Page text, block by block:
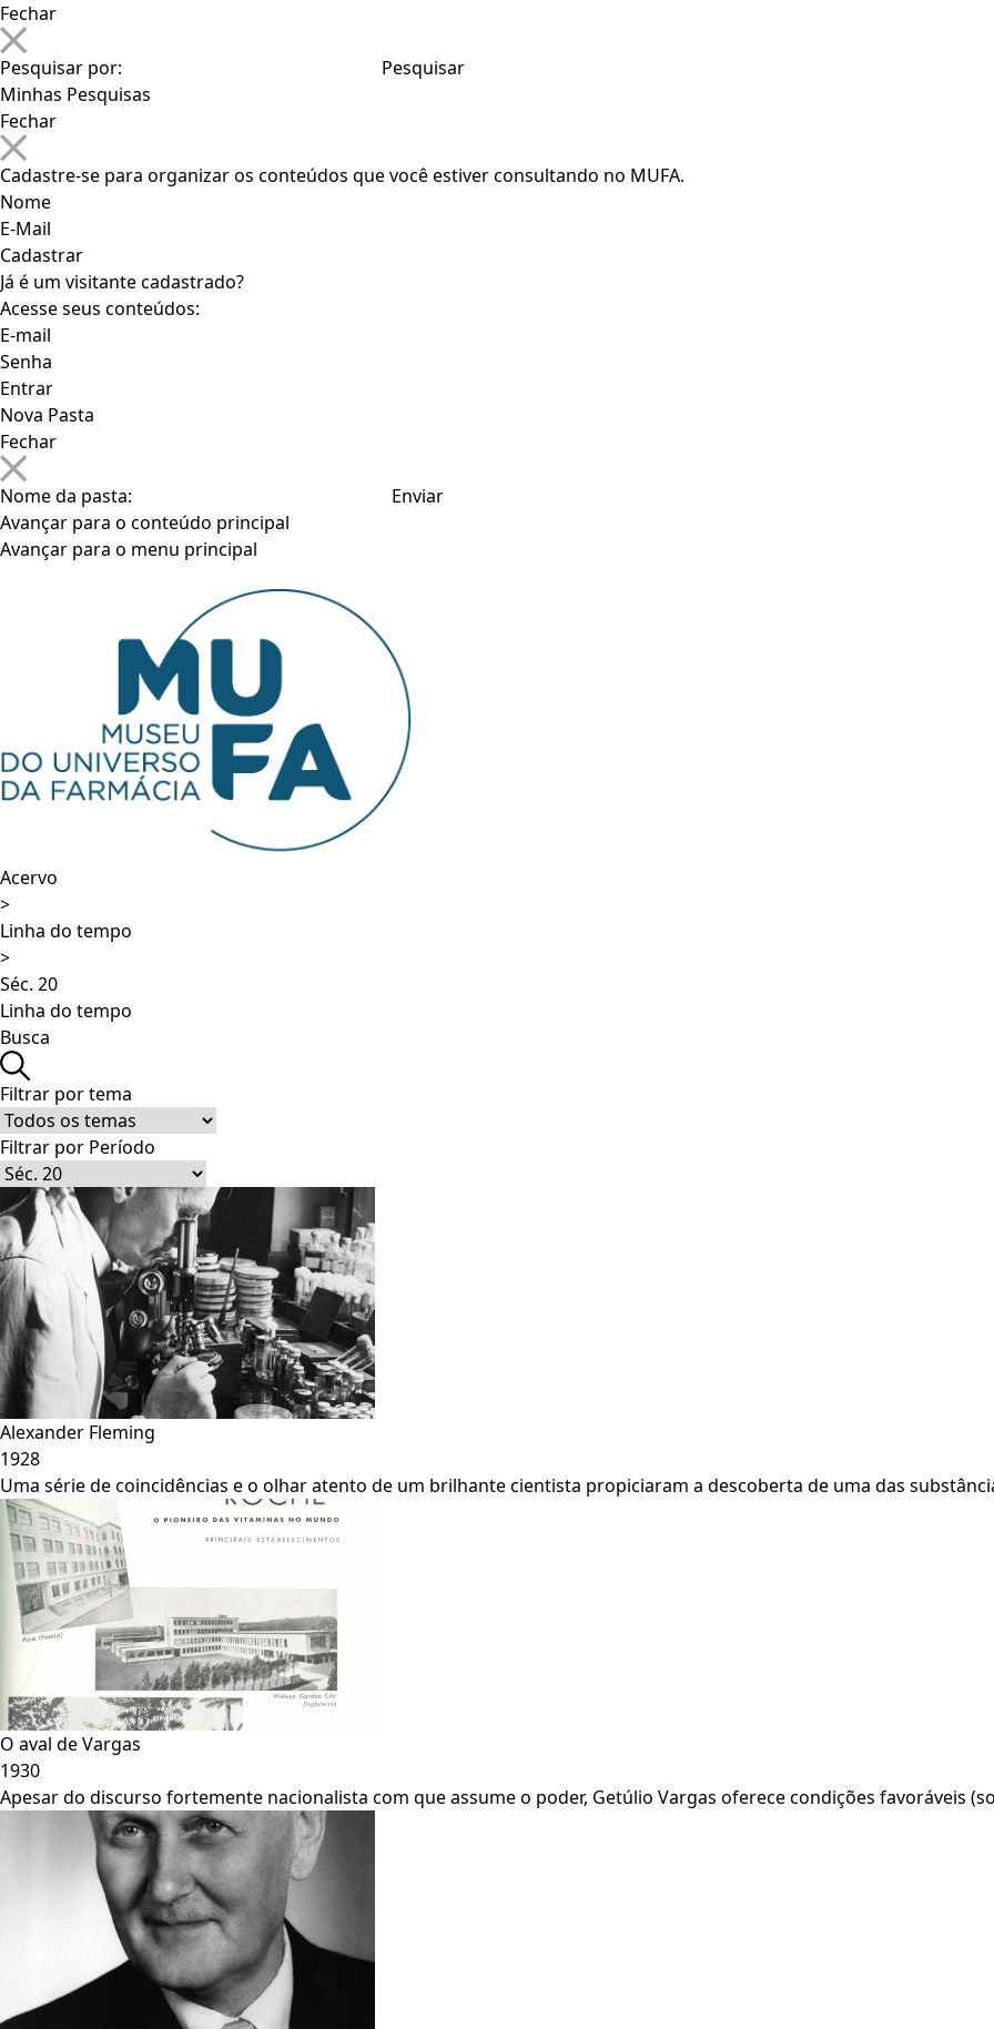
Fechar
Pesquisar por:
Minhas Pesquisas
Fechar
Cadastre-se para organizar os conteúdos que você estiver consultando no MUFA.
Nome
E-Mail
Já é um visitante cadastrado?
Acesse seus conteúdos:
E-mail
Senha
Nova Pasta
Fechar
Nome da pasta:
Avançar para o conteúdo principal
Avançar para o menu principal
Acervo
>
Linha do tempo
>
Séc. 20
Linha do tempo
Busca
Filtrar por tema
Filtrar por Período
Alexander Fleming
1928
Uma série de coincidências e o olhar atento de um brilhante cientista propiciaram a descoberta de uma das
O aval de Vargas
1930
Apesar do discurso fortemente nacionalista com que assume o poder, Getúlio Vargas oferece condições favoráveis